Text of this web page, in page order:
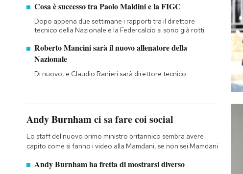
Cosa è successo tra Paolo Maldini e la FIGC
Dopo appena due settimane i rapporti tra il direttore
tecnico della Nazionale e la Federcalcio si sono già rotti
Roberto Mancini sarà il nuovo allenatore della
Nazionale
Di nuovo, e Claudio Ranieri sarà direttore tecnico
Andy Burnham ci sa fare coi social
Lo staff del nuovo primo ministro britannico sembra avere
capito come si fanno i video alla Mamdani, se non sei Mamdani
Andy Burnham ha fretta di mostrarsi diverso